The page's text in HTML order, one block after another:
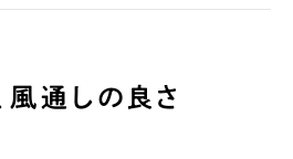
風通しの良さ